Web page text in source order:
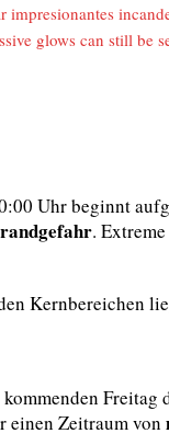
impresionantes
glows can still be
Uhr beginnt
.
Kernbereichen
Freitag
einen Zeitraum von